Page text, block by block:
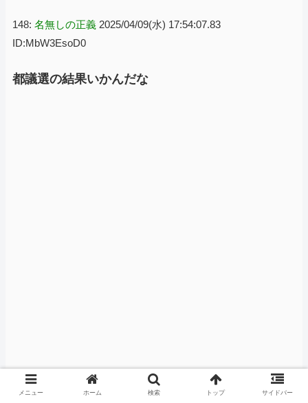
148: 名無しの正義 2025/04/09(水) 17:54:07.83
ID:MbW3EsoD0
都議選の結果いかんだな
メニュー ホーム 検索 トップ サイドバー